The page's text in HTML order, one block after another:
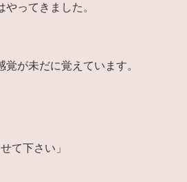
ってきました。
が未だに覚えています。
て下さい」